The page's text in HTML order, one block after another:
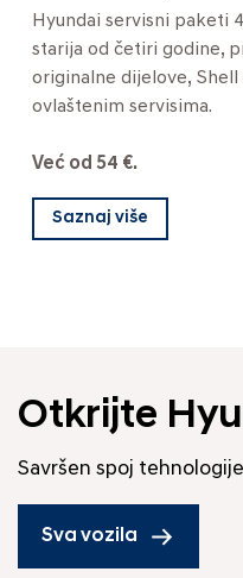
Hyundai servisni paketi
starija od četiri godine,
originalne dijelove, Shell
ovlaštenim servisima.
Već od 54 €.
Saznaj više
Otkrijte
Savršen spoj
Sva vozila